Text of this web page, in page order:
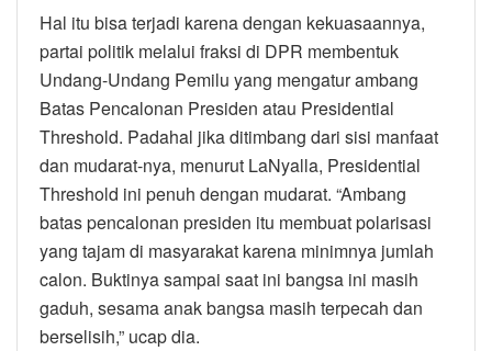
Hal itu bisa terjadi karena dengan kekuasaannya,
partai politik melalui fraksi di DPR membentuk
Undang-Undang Pemilu yang mengatur ambang
Batas Pencalonan Presiden atau Presidential
Threshold. Padahal jika ditimbang dari sisi manfaat
dan mudarat-nya, menurut LaNyalla, Presidential
Threshold ini penuh dengan mudarat. “Ambang
batas pencalonan presiden itu membuat polarisasi
yang tajam di masyarakat karena minimnya jumlah
calon. Buktinya sampai saat ini bangsa ini masih
gaduh, sesama anak bangsa masih terpecah dan
berselisih,” ucap dia.